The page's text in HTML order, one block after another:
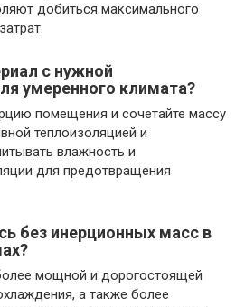
добиться максимального
с нужной
умеренного климата?
помещения и сочетайте массу
теплоизоляцией и
влажность и
для предотвращения
без инерционных масс в
мощной и дорогостоящей
а также более